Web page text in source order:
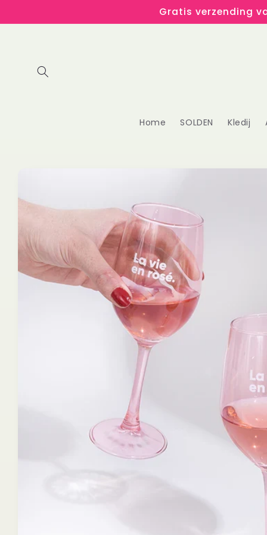
content
Gratis verzending
Home SOLDEN Kledij